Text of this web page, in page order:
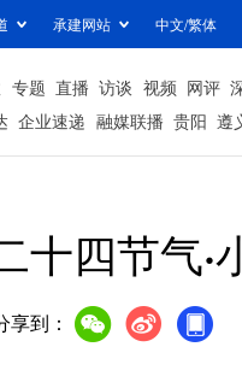
承建网站 中文/繁体
专题 直播 访谈 视频 网评
企业速递 融媒联播 贵阳 遵
十四节气·
享到：